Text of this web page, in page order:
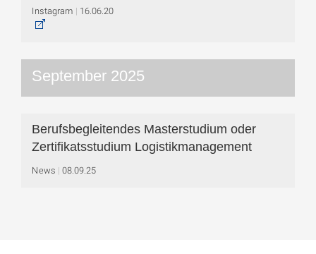
Instagram 16.06.20
September 2025
Berufsbegleitendes Masterstudium oder
Zertifikatsstudium Logistikmanagement
News 08.09.25